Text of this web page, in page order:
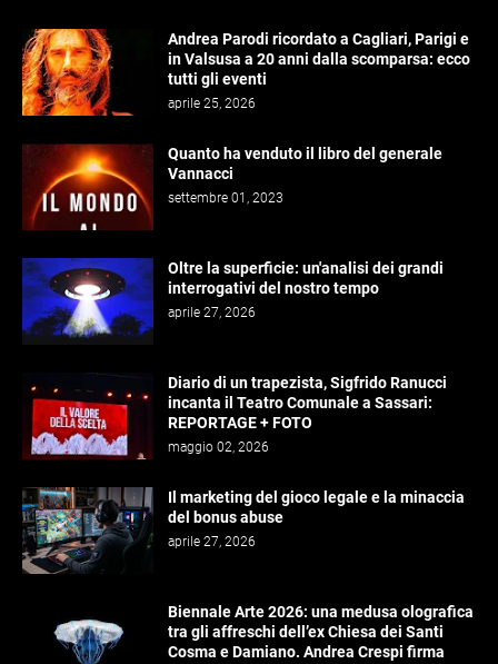
Andrea Parodi ricordato a Cagliari, Parigi e
in Valsusa a 20 anni dalla scomparsa: ecco
tutti gli eventi
aprile 25, 2026
Quanto ha venduto il libro del generale
Vannacci
settembre 01, 2023
Oltre la superficie: un'analisi dei grandi
interrogativi del nostro tempo
aprile 27, 2026
Diario di un trapezista, Sigfrido Ranucci
incanta il Teatro Comunale a Sassari:
REPORTAGE + FOTO
maggio 02, 2026
Il marketing del gioco legale e la minaccia
del bonus abuse
aprile 27, 2026
Biennale Arte 2026: una medusa olografica
tra gli affreschi dell’ex Chiesa dei Santi
Cosma e Damiano. Andrea Crespi firma